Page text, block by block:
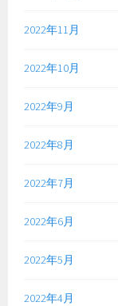
2022年11月
2022年10月
2022年9月
2022年8月
2022年7月
2022年6月
2022年5月
2022年4月